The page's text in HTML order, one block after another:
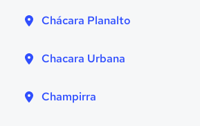
Chácara Planalto
Chacara Urbana
Champirra